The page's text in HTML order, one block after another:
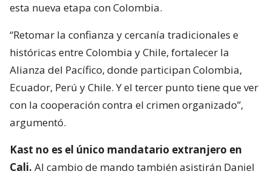
esta nueva etapa con Colombia.
“Retomar la confianza y cercanía tradicionales e
históricas entre Colombia y Chile, fortalecer la
Alianza del Pacífico, donde participan Colombia,
Ecuador, Perú y Chile. Y el tercer punto tiene que ver
con la cooperación contra el crimen organizado”,
argumentó.
Kast no es el único mandatario extranjero en
Cali. Al cambio de mando también asistirán Daniel